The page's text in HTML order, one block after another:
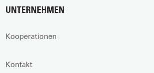
UNTERNEHMEN
Kooperationen
Kontakt